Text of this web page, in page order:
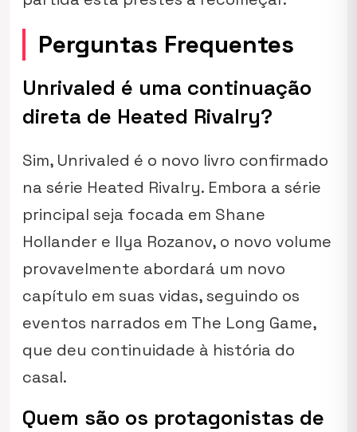
Perguntas Frequentes
Unrivaled é uma continuação
direta de Heated Rivalry?
Sim, Unrivaled é o novo livro confirmado
na série Heated Rivalry. Embora a série
principal seja focada em Shane
Hollander e Ilya Rozanov, o novo volume
provavelmente abordará um novo
capítulo em suas vidas, seguindo os
eventos narrados em The Long Game,
que deu continuidade à história do
casal.
Quem são os protagonistas de